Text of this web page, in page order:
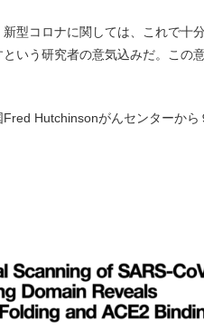
型コロナに関しては、これで十
いう研究者の意気込みだ。この
Hutchinsonがんセンターか